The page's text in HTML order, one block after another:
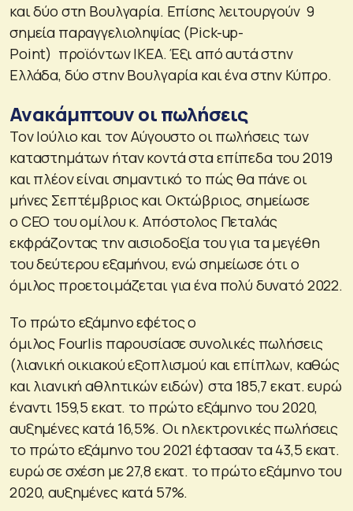
και δύο στη Βουλγαρία. Επίσης λειτουργούν 9
σημεία παραγγελιοληψίας (Pick-up-
Point) προϊόντων ΙΚΕΑ. Έξι από αυτά στην
Ελλάδα, δύο στην Βουλγαρία και ένα στην Κύπρο.
Ανακάμπτουν οι πωλήσεις
Τον Ιούλιο και τον Αύγουστο οι πωλήσεις των
καταστημάτων ήταν κοντά στα επίπεδα του 2019
και πλέον είναι σημαντικό το πώς θα πάνε οι
μήνες Σεπτέμβριος και Οκτώβριος, σημείωσε
ο CEO του ομίλου κ. Απόστολος Πεταλάς
εκφράζοντας την αισιοδοξία του για τα μεγέθη
του δεύτερου εξαμήνου, ενώ σημείωσε ότι ο
όμιλος προετοιμάζεται για ένα πολύ δυνατό 2022.
Το πρώτο εξάμηνο εφέτος ο
όμιλος Fourlis παρουσίασε συνολικές πωλήσεις
(λιανική οικιακού εξοπλισμού και επίπλων, καθώς
και λιανική αθλητικών ειδών) στα 185,7 εκατ. ευρώ
έναντι 159,5 εκατ. το πρώτο εξάμηνο του 2020,
αυξημένες κατά 16,5%. Οι ηλεκτρονικές πωλήσεις
το πρώτο εξάμηνο του 2021 έφτασαν τα 43,5 εκατ.
ευρώ σε σχέση με 27,8 εκατ. το πρώτο εξάμηνο του
2020, αυξημένες κατά 57%.